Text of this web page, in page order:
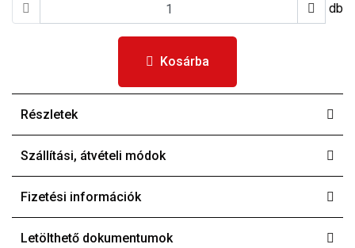
db
Kosárba
Részletek
Szállítási, átvételi módok
Fizetési információk
Letölthető dokumentumok